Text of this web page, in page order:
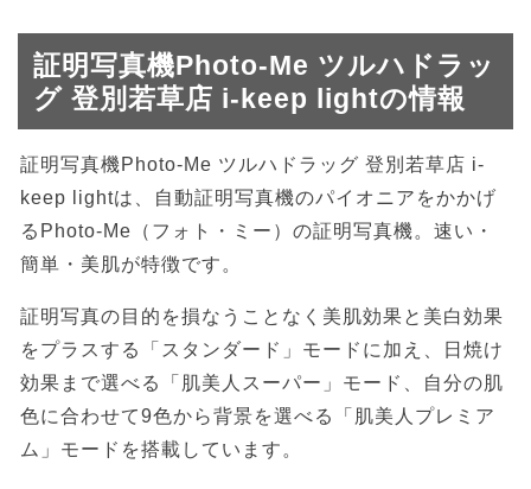
証明写真機Photo-Me ツルハドラッ
グ 登別若草店 i-keep lightの情報
証明写真機Photo-Me ツルハドラッグ 登別若草店 i-
keep lightは、自動証明写真機のパイオニアをかかげ
るPhoto-Me（フォト・ミー）の証明写真機。速い・
簡単・美肌が特徴です。
証明写真の目的を損なうことなく美肌効果と美白効果
をプラスする「スタンダード」モードに加え、日焼け
効果まで選べる「肌美人スーパー」モード、自分の肌
色に合わせて9色から背景を選べる「肌美人プレミア
ム」モードを搭載しています。